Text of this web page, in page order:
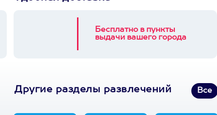
Бесплатно в пункты
выдачи вашего города
Другие разделы развлечений Все